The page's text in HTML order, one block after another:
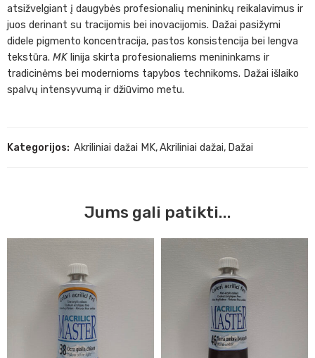
atsižvelgiant į daugybės profesionalių menininkų reikalavimus ir
juos derinant su tracijomis bei inovacijomis. Dažai pasižymi
didele pigmento koncentracija, pastos konsistencija bei lengva
tekstūra. MK linija skirta profesionaliems menininkams ir
tradicinėms bei modernioms tapybos technikoms. Dažai išlaiko
spalvų intensyvumą ir džiūvimo metu.
Kategorijos: Akriliniai dažai MK,Akriliniai dažai, Dažai
Jums gali patikti...